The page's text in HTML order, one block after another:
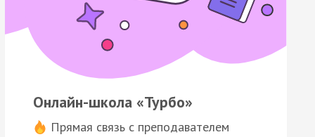
Онлайн-школа «Турбо»
Прямая связь с преподавателем